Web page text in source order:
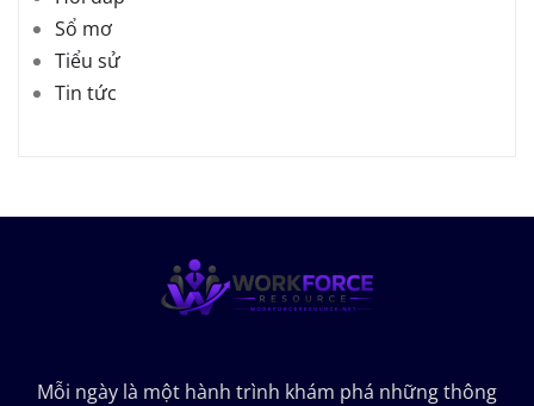
Sổ mơ
Tiểu sử
Tin tức
Mỗi ngày là một hành trình khám phá những thông